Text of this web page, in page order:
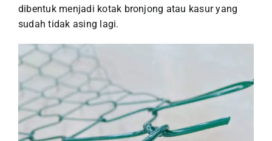
dibentuk menjadi kotak bronjong atau kasur yang
sudah tidak asing lagi.